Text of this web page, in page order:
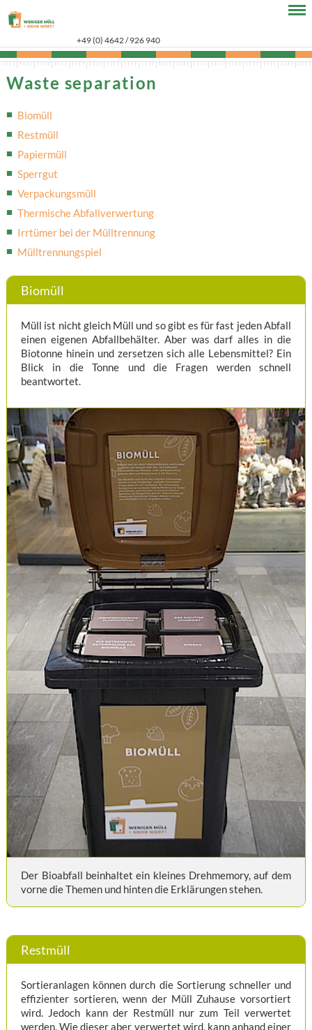
+49 (0) 4642 / 926 940
Waste separation
Biomüll
Restmüll
Papiermüll
Sperrgut
Verpackungsmüll
Thermische Abfallverwertung
Irrtümer bei der Mülltrennung
Mülltrennungspiel
Biomüll
Müll ist nicht gleich Müll und so gibt es für fast jeden Abfall
einen eigenen Abfallbehälter. Aber was darf alles in die
Biotonne hinein und zersetzen sich alle Lebensmittel? Ein
Blick in die Tonne und die Fragen werden schnell
beantwortet.
Der Bioabfall beinhaltet ein kleines Drehmemory, auf dem
vorne die Themen und hinten die Erklärungen stehen.
Restmüll
Sortieranlagen können durch die Sortierung schneller und
effizienter sortieren, wenn der Müll Zuhause vorsortiert
wird. Jedoch kann der Restmüll nur zum Teil verwertet
werden. Wie dieser aber verwertet wird, kann anhand einer